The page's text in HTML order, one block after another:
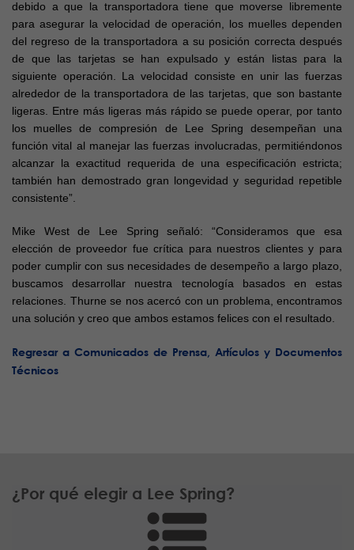
debido a que la transportadora tiene que moverse libremente
para asegurar la velocidad de operación, los muelles dependen
del regreso de la transportadora a su posición correcta después
de que las tarjetas se han expulsado y están listas para la
siguiente operación. La velocidad consiste en unir las fuerzas
alrededor de la transportadora de las tarjetas, que son bastante
ligeras. Entre más ligeras más rápido se puede operar, por tanto
los muelles de compresión de Lee Spring desempeñan una
función vital al manejar las fuerzas involucradas, permitiéndonos
alcanzar la exactitud requerida de una especificación estricta;
también han demostrado gran longevidad y seguridad repetible
consistente”.
Mike West de Lee Spring señaló: “Consideramos que esa
elección de proveedor fue crítica para nuestros clientes y para
poder cumplir con sus necesidades de desempeño a largo plazo,
buscamos desarrollar nuestra tecnología basados en estas
relaciones. Thurne se nos acercó con un problema, encontramos
una solución y creo que ambos estamos felices con el resultado.
Regresar a Comunicados de Prensa, Artículos y Documentos
Técnicos
¿Por qué elegir a Lee Spring?